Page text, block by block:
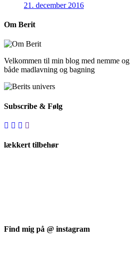
21. december 2016
Om Berit
Velkommen til min blog med nemme
både madlavning og bagning
Subscribe & Følg
lækkert tilbehør
Find mig på @ instagram